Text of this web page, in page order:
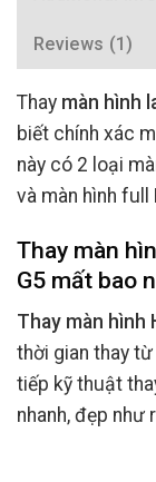
Reviews (1)
Thay màn hình
biết chính xác
này có 2 loại
và màn hình full
Thay màn
G5 mất bao
Thay màn hình
thời gian thay
tiếp kỹ thuật
nhanh, đẹp như